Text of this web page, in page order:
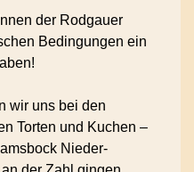
der Rodgauer
Bedingungen ein
wir uns bei den
Torten und Kuchen –
Nieder-